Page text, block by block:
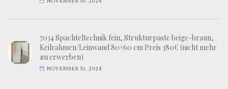
7034 Spachteltechnik fein, Strukturpaste beige-braun,
Keilrahmen/Leinwand 80×60 cm Preis 380€ (nicht mehr
zu erwerben)
NOVEMBER 10, 2024